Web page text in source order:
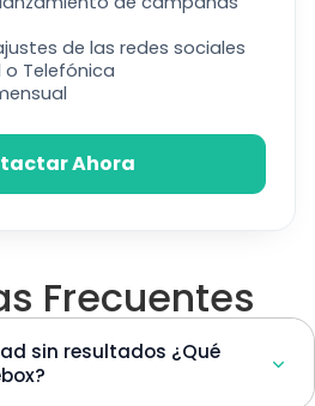
de las redes sociales
Telefónica
Ahora
Frecuentes
sin resultados ¿Qué